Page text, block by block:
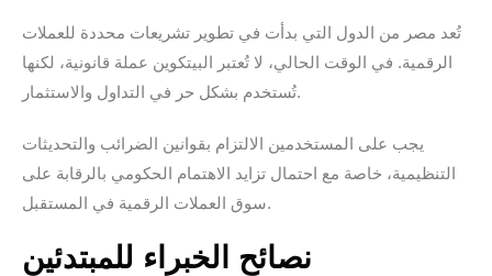
تُعد مصر من الدول التي بدأت في تطوير تشريعات محددة للعملات
الرقمية. في الوقت الحالي، لا تُعتبر البيتكوين عملة قانونية، لكنها
تُستخدم بشكل حر في التداول والاستثمار.
يجب على المستخدمين الالتزام بقوانين الضرائب والتحديثات
التنظيمية، خاصة مع احتمال تزايد الاهتمام الحكومي بالرقابة على
سوق العملات الرقمية في المستقبل.
نصائح الخبراء للمبتدئين